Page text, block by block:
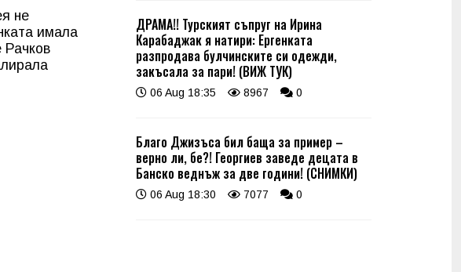
не
имала
Рачков
ДРАМА!! Турският съпруг на Ирина
Карабаджак я натири: Ергенката
разпродава булчинските си одежди,
закъсала за пари! (ВИЖ ТУК)
06 Aug 18:35 8967 0
Благо Джизъса бил баща за пример –
верно ли, бе?! Георгиев заведе децата в
Банско веднъж за две години! (СНИМКИ)
06 Aug 18:30 7077 0